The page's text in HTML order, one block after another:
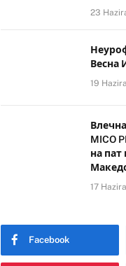
23
Весна
19
MICO
на пат
17
Facebook